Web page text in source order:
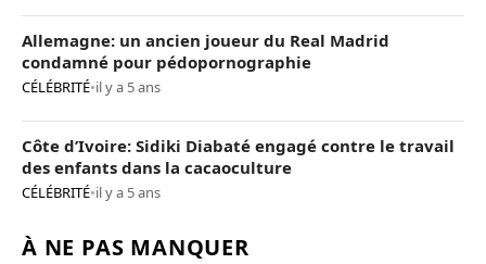
Allemagne: un ancien joueur du Real Madrid
condamné pour pédopornographie
CÉLÉBRITÉ•il y a 5 ans
Côte d’Ivoire: Sidiki Diabaté engagé contre le travail
des enfants dans la cacaoculture
CÉLÉBRITÉ•il y a 5 ans
À NE PAS MANQUER